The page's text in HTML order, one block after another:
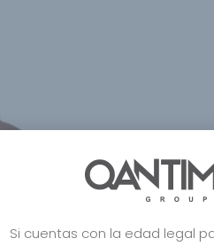
Si cuentas con la edad legal